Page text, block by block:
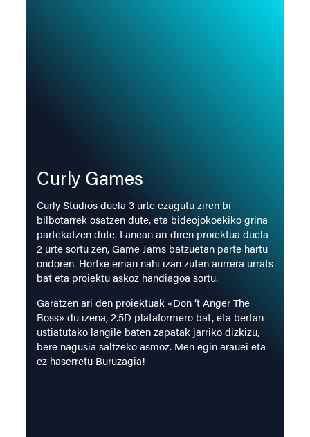
Curly Games
Curly Studios duela 3 urte ezagutu ziren bi
bilbotarrek osatzen dute, eta bideojokoekiko grina
partekatzen dute. Lanean ari diren proiektua duela
2 urte sortu zen, Game Jams batzuetan parte hartu
ondoren. Hortxe eman nahi izan zuten aurrera urrats
bat eta proiektu askoz handiagoa sortu.
Garatzen ari den proiektuak «Don ‘t Anger The
Boss» du izena, 2.5D plataformero bat, eta bertan
ustiatutako langile baten zapatak jarriko dizkizu,
bere nagusia saltzeko asmoz. Men egin arauei eta
ez haserretu Buruzagia!